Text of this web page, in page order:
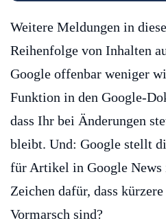
Weitere Meldungen in
Reihenfolge von Inhalten
Google offenbar weniger
Funktion in den Google-
dass Ihr bei Änderungen
bleibt. Und: Google stellt
für Artikel in Google News
Zeichen dafür, dass
Vormarsch sind?